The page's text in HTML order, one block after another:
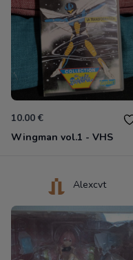
10.00 €
Wingman vol.1 - VHS
Alexcvt